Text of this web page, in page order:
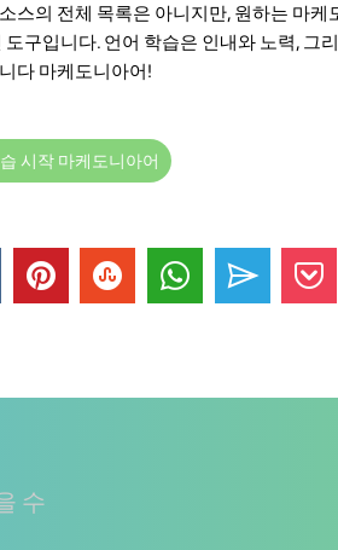
스의 전체 목록은 아니지만, 원하는 마케
구입니다. 언어 학습은 인내와 노력, 그
다 마케도니아어!
시작 마케도니아어
수